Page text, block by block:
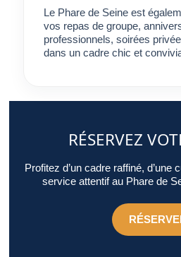
Le Phare de Seine est
vos repas de groupe,
professionnels, soirées
dans un cadre chic et
RÉSERVEZ
Profitez d’un cadre raffiné, d’une
service attentif au Phare de